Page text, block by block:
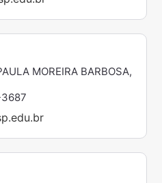
MOREIRA BARBOSA,